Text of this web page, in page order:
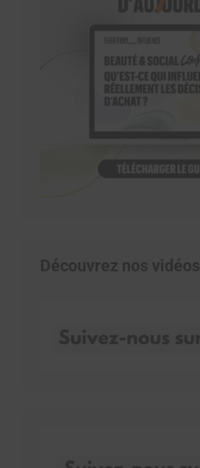
Découvrez nos vidéos